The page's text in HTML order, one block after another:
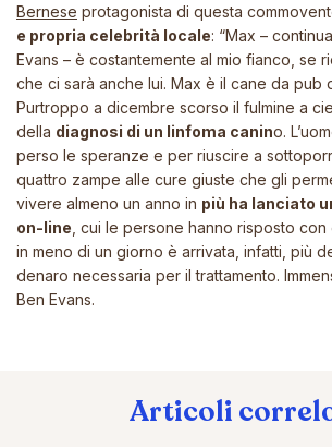
Bernese protagonista di questa
e propria celebrità locale: “Max –
Evans – è costantemente al mio fianco, se
che ci sarà anche lui. Max è il cane da pub
Purtroppo a dicembre scorso il fulmine a
della diagnosi di un linfoma canino.
perso le speranze e per riuscire a
quattro zampe alle cure giuste che gli
vivere almeno un anno in più ha lanciato
on-line , cui le persone hanno risposto
in meno di un giorno è arrivata, infatti, più
denaro necessaria per il trattamento.
Ben Evans.
Articoli